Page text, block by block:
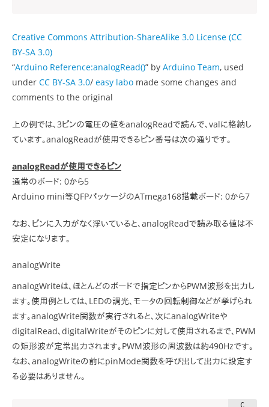
Creative Commons Attribution-ShareAlike 3.0 License (CC
BY-SA 3.0)
“Arduino Reference:analogRead()” by Arduino Team, used
under CC BY-SA 3.0/ easy labo made some changes and
comments to the original
上の例では、3ピンの電圧の値をanalogReadで読んで、valに格納し
ています。analogReadが使用できるピン番号は次の通りです。
analogReadが使用できるピン
通常のボード: 0から5
Arduino mini等QFPパッケージのATmega168搭載ボード: 0から7
なお、ピンに入力がなく浮いていると、analogReadで読み取る値は不
安定になります。
analogWrite
analogWriteは、ほとんどのボードで指定ピンからPWM波形を出力し
ます。使用例としては、LEDの調光、モータの回転制御などが挙げられ
ます。analogWrite関数が実行されると、次にanalogWriteや
digitalRead、digitalWriteがそのピンに対して使用されるまで、PWM
の矩形波が定常出力されます。PWM波形の周波数は約490Hzです。
なお、analogWriteの前にpinMode関数を呼び出して出力に設定す
る必要はありません。